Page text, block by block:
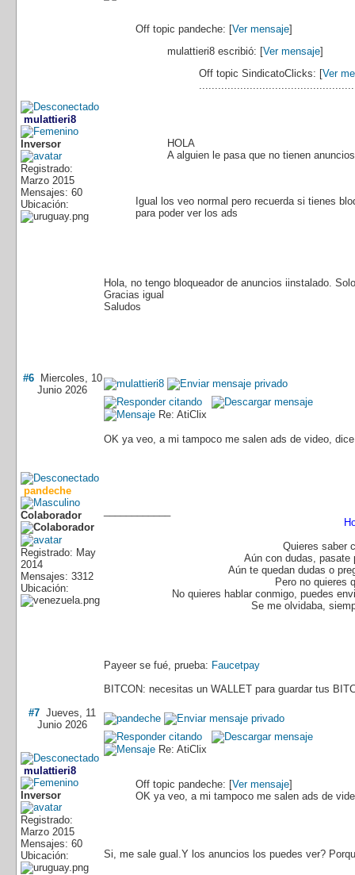
mulattieri8
Inversor
Registrado:
Marzo 2015
Mensajes: 60
Ubicación:
Off topic pandeche: [Ver mensaje]
mulattieri8 escribió: [Ver mensaje]
Off topic SindicatoClicks: [Ver
HOLA
A alguien le pasa que no tienen
Igual los veo normal pero recuerda si tienes
para poder ver los ads
Hola, no tengo bloqueador de anuncios iinstalado.
Gracias igual
Saludos
#6Miercoles, 10
Junio 2026
pandeche
Colaborador
Registrado: May
2014
Mensajes: 3312
Ubicación:
Re: AtiClix
OK ya veo, a mi tampoco me salen ads de video,
Quieres saber
Aún con dudas, pasate
Aún te quedan dudas o
Pero no quieres
No quieres hablar conmigo, puedes
Se me olvidaba,
Payeer se fué, prueba: Faucetpay
BITCON: necesitas un WALLET para guardar tus
#7 Jueves, 11
Junio 2026
mulattieri8
Inversor
Registrado:
Marzo 2015
Mensajes: 60
Ubicación:
Re: AtiClix
Off topic pandeche: [Ver mensaje]
OK ya veo, a mi tampoco me salen ads de
Si, me sale gual.Y los anuncios los puedes ver?